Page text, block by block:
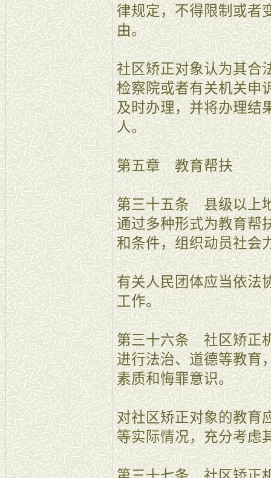
律规定，不得限制或者
由。
社区矫正对象认为其合
检察院或者有关机关申
及时办理，并将办理结
人。
第五章 教育帮扶
第三十五条 县级以上
通过多种形式为教育帮
和条件，组织动员社会
有关人民团体应当依法
工作。
第三十六条 社区矫正
进行法治、道德等教育
素质和悔罪意识。
对社区矫正对象的教育
等实际情况，充分考虑